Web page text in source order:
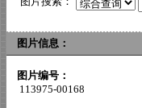
图片信息：
图片编号：
113975-00168